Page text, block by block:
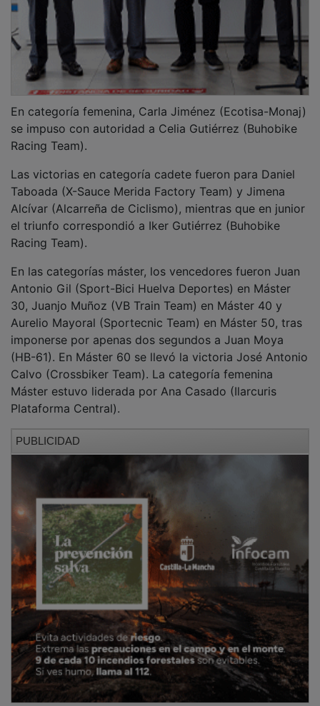
se impuso con autoridad a Celia Gutiérrez (Buhobike
Racing Team).
Taboada (X-Sauce Merida Factory Team) y Jimena
Alcívar (Alcarreña de Ciclismo), mientras que en junior
el triunfo correspondió a Iker Gutiérrez (Buhobike
Racing Team).
Antonio Gil (Sport-Bici Huelva Deportes) en Máster
30, Juanjo Muñoz (VB Train Team) en Máster 40 y
Aurelio Mayoral (Sportecnic Team) en Máster 50, tras
imponerse por apenas dos segundos a Juan Moya
(HB-61). En Máster 60 se llevó la victoria José Antonio
Calvo (Crossbiker Team). La categoría femenina
Máster estuvo liderada por Ana Casado (Ilarcuris
Plataforma Central).